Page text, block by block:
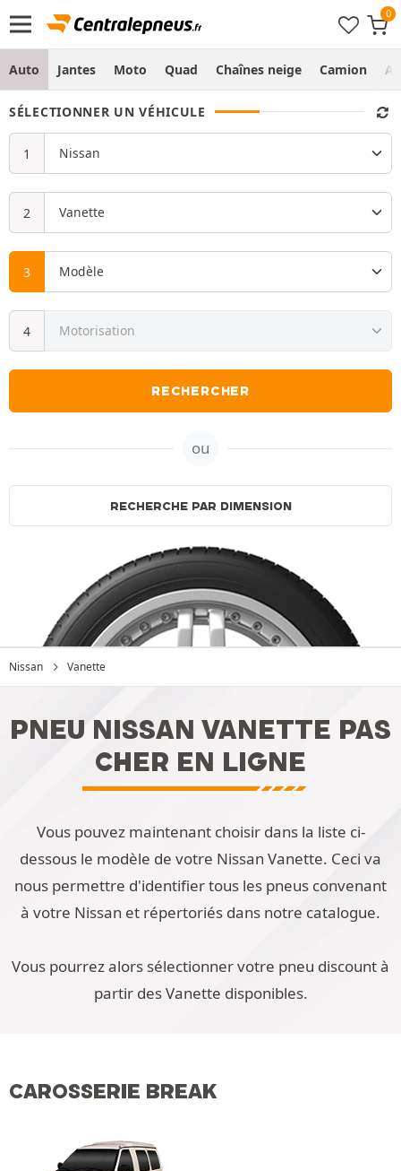
Auto Jantes Moto Quad Chaînes neige Camion
SÉLECTIONNER UN VÉHICULE
RECHERCHER
ou
RECHERCHE PAR DIMENSION
Nissan Vanette
PNEU NISSAN VANETTE PAS
CHER EN LIGNE
Vous pouvez maintenant choisir dans la liste ci-
dessous le modèle de votre Nissan Vanette. Ceci va
nous permettre d'identifier tous les pneus convenant
à votre Nissan et répertoriés dans notre catalogue.
Vous pourrez alors sélectionner votre pneu discount à
partir des Vanette disponibles.
CAROSSERIE BREAK